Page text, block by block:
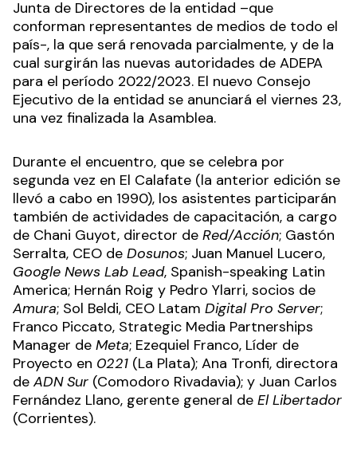
Junta de Directores de la entidad –que
conforman representantes de medios de todo el
país-, la que será renovada parcialmente, y de la
cual surgirán las nuevas autoridades de ADEPA
para el período 2022/2023. El nuevo Consejo
Ejecutivo de la entidad se anunciará el viernes 23,
una vez finalizada la Asamblea.
Durante el encuentro, que se celebra por
segunda vez en El Calafate (la anterior edición se
llevó a cabo en 1990), los asistentes participarán
también de actividades de capacitación, a cargo
de Chani Guyot, director de Red/Acción; Gastón
Serralta, CEO de Dosunos; Juan Manuel Lucero,
Google News Lab Lead, Spanish-speaking Latin
America; Hernán Roig y Pedro Ylarri, socios de
Amura; Sol Beldi, CEO Latam Digital Pro Server;
Franco Piccato, Strategic Media Partnerships
Manager de Meta; Ezequiel Franco, Líder de
Proyecto en 0221 (La Plata); Ana Tronfi, directora
de ADN Sur (Comodoro Rivadavia); y Juan Carlos
Fernández Llano, gerente general de El Libertador
(Corrientes).